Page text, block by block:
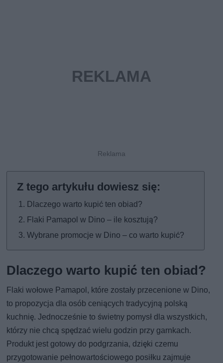
Dlaczego warto kupić ten obiad?
Flaki Pamapol w Dino – ile kosztują?
Wybrane promocje w Dino – co warto kupić?
Dlaczego warto kupić ten obiad?
Flaki wołowe Pamapol, które zostały przecenione w Dino,
to propozycja dla osób ceniących tradycyjną polską
kuchnię. Jednocześnie to świetny pomysł dla wszystkich,
którzy nie chcą spędzać wielu godzin przy garnkach.
Produkt jest gotowy do podgrzania, dzięki czemu
przygotowanie pełnowartościowego posiłku zajmuje